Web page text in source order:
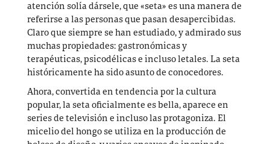
atención solía dársele, que «seta» es una manera de
referirse a las personas que pasan desapercibidas.
Claro que siempre se han estudiado, y admirado sus
muchas propiedades: gastronómicas y
terapéuticas, psicodélicas e incluso letales. La seta
históricamente ha sido asunto de conocedores.
Ahora, convertida en tendencia por la cultura
popular, la seta oficialmente es bella, aparece en
series de televisión e incluso las protagoniza. El
micelio del hongo se utiliza en la producción de